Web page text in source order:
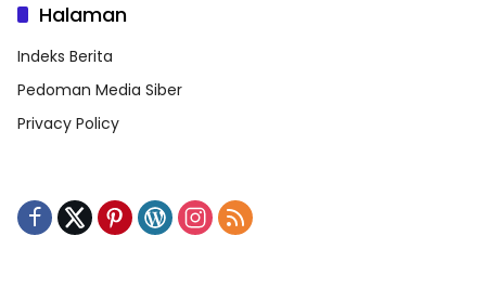
Halaman
Indeks Berita
Pedoman Media Siber
Privacy Policy